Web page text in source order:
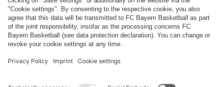
FC Bayern Store App